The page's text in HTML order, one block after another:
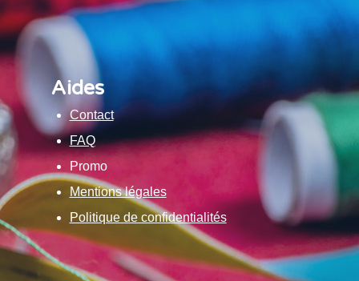
Aides
Contact
FAQ
Promo
Mentions légales
Politique de confidentialités